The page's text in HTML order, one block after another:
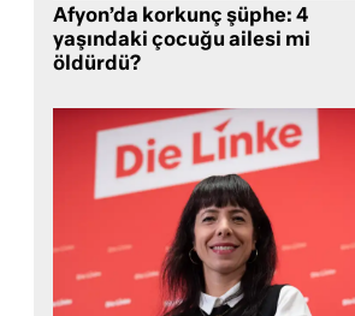
Afyon’da korkunç şüphe: 4
yaşındaki çocuğu ailesi mi
öldürdü?